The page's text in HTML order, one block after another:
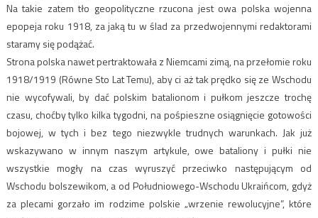
Na takie zatem tło geopolityczne rzucona jest owa polska wojenna
epopeja roku 1918, za jaką tu w ślad za przedwojennymi redaktorami
staramy się podążać.
Strona polska nawet pertraktowała z Niemcami zimą, na przełomie roku
1918/1919 (Równe Sto Lat Temu), aby ci aż tak prędko się ze Wschodu
nie wycofywali, by dać polskim batalionom i pułkom jeszcze trochę
czasu, choćby tylko kilka tygodni, na pośpieszne osiągnięcie gotowości
bojowej, w tych i bez tego niezwykle trudnych warunkach. Jak już
wskazywano w innym naszym artykule, owe bataliony i pułki nie
wszystkie mogły na czas wyruszyć przeciwko następującym od
Wschodu bolszewikom, a od Południowego-Wschodu Ukraińcom, gdyż
za plecami gorzało im rodzime polskie „wrzenie rewolucyjne”, które